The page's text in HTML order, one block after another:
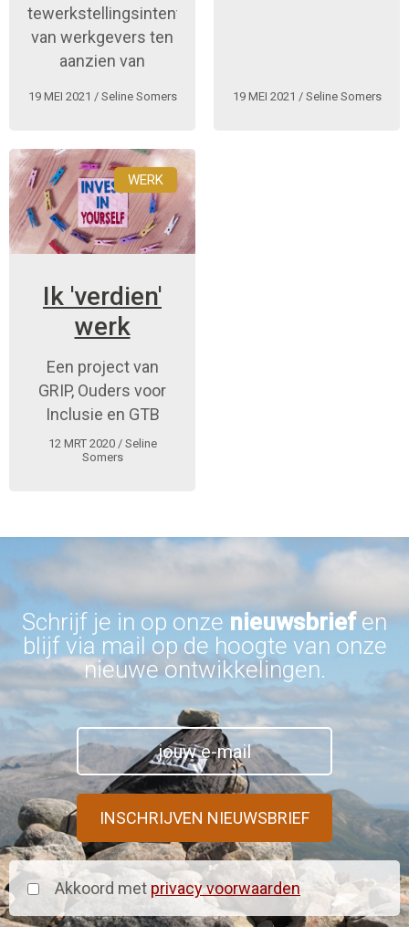
tewerkstellingsintenties
van werkgevers ten
aanzien van
19 MEI 2021 / Seline Somers 19 MEI 2021 / Seline Somers
WERK
Ik 'verdien'
werk
Een project van
GRIP, Ouders voor
Inclusie en GTB
12 MRT 2020/ Seline
Somers
Schrijf je in op onze nieuwsbriefen
blijf via mail op de hoogte van onze
nieuwe ontwikkelingen.
Akkoord met privacy voorwaarden